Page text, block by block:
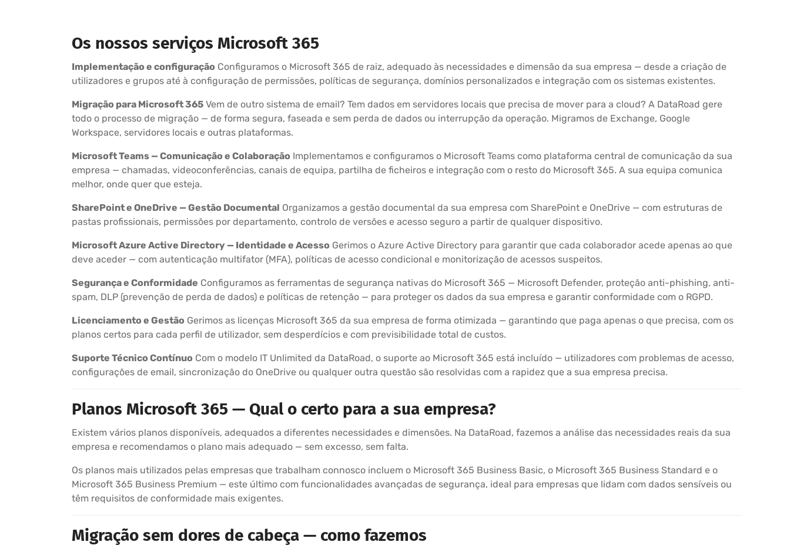
Os nossos serviços Microsoft 365
Implementação e configuração Configuramos o Microsoft 365 de raiz, adequado às necessidades e dimensão da sua empresa — desde a criação de
utilizadores e grupos até à configuração de permissões, políticas de segurança, domínios personalizados e integração com os sistemas existentes.
Migração para Microsoft 365 Vem de outro sistema de email? Tem dados em servidores locais que precisa de mover para a cloud? A DataRoad gere
todo o processo de migração — de forma segura, faseada e sem perda de dados ou interrupção da operação. Migramos de Exchange, Google
Workspace, servidores locais e outras plataformas.
Microsoft Teams — Comunicação e Colaboração Implementamos e configuramos o Microsoft Teams como plataforma central de comunicação da sua
empresa — chamadas, videoconferências, canais de equipa, partilha de ficheiros e integração com o resto do Microsoft 365. A sua equipa comunica
melhor, onde quer que esteja.
SharePoint e OneDrive — Gestão Documental Organizamos a gestão documental da sua empresa com SharePoint e OneDrive — com estruturas de
pastas profissionais, permissões por departamento, controlo de versões e acesso seguro a partir de qualquer dispositivo.
Microsoft Azure Active Directory — Identidade e Acesso Gerimos o Azure Active Directory para garantir que cada colaborador acede apenas ao que
deve aceder — com autenticação multifator (MFA), políticas de acesso condicional e monitorização de acessos suspeitos.
Segurança e Conformidade Configuramos as ferramentas de segurança nativas do Microsoft 365 — Microsoft Defender, proteção anti-phishing, anti-
spam, DLP (prevenção de perda de dados) e políticas de retenção — para proteger os dados da sua empresa e garantir conformidade com o RGPD.
Licenciamento e Gestão Gerimos as licenças Microsoft 365 da sua empresa de forma otimizada — garantindo que paga apenas o que precisa, com os
planos certos para cada perfil de utilizador, sem desperdícios e com previsibilidade total de custos.
Suporte Técnico Contínuo Com o modelo IT Unlimited da DataRoad, o suporte ao Microsoft 365 está incluído — utilizadores com problemas de acesso,
configurações de email, sincronização do OneDrive ou qualquer outra questão são resolvidas com a rapidez que a sua empresa precisa.
Planos Microsoft 365 — Qual o certo para a sua empresa?
Existem vários planos disponíveis, adequados a diferentes necessidades e dimensões. Na DataRoad, fazemos a análise das necessidades reais da sua
empresa e recomendamos o plano mais adequado — sem excesso, sem falta.
Os planos mais utilizados pelas empresas que trabalham connosco incluem o Microsoft 365 Business Basic, o Microsoft 365 Business Standard e o
Microsoft 365 Business Premium — este último com funcionalidades avançadas de segurança, ideal para empresas que lidam com dados sensíveis ou
têm requisitos de conformidade mais exigentes.
Migração sem dores de cabeça — como fazemos